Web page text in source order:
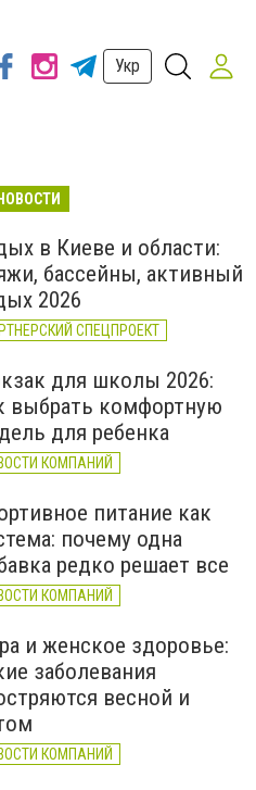
Укр
в Киеве и области:
бассейны, активный
2026
СПЕЦПРОЕКТ
для школы 2026:
выбрать комфортную
для ребенка
КОМПАНИЙ
питание как
почему одна
редко решает все
КОМПАНИЙ
и женское здоровье:
заболевания
весной и
КОМПАНИЙ